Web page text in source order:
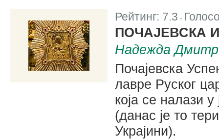
Рейтинг: 7.3
ПОЧАЈЕВСКА
Надежда
Почајевска
лавре Руског
која се налази
(данас је то
Украјини).